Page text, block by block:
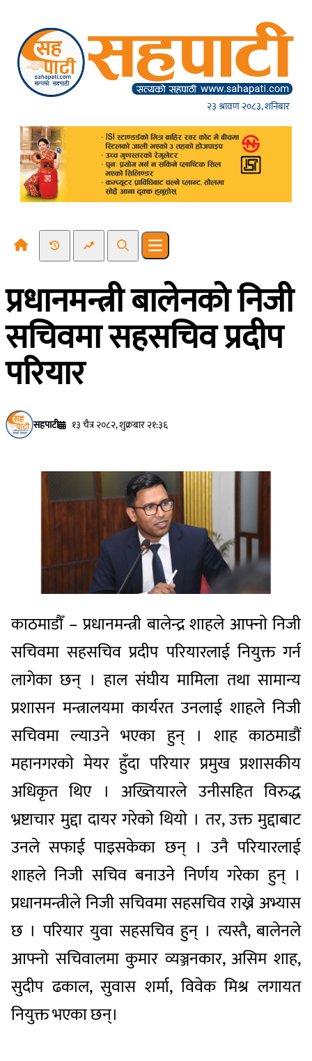
२३ श्रावण २०८३, शनिबार
Recent NewsTrending News
SearchOpen main menu
प्रधानमन्त्री बालेनकाे निजी
सचिवमा सहसचिव प्रदीप
परियार
सहपाटी १३ चैत्र २०८२, शुक्रबार २१:३६
काठमाडौँ – प्रधानमन्त्री बालेन्द्र शाहले आफ्नाे निजी
सचिवमा सहसचिव प्रदीप परियारलाई नियुक्त गर्न
लागेका छन् । हाल संघीय मामिला तथा सामान्य
प्रशासन मन्त्रालयमा कार्यरत उनलाई शाहले निजी
सचिवमा ल्याउने भएका हुन् । शाह काठमाडौं
महानगरकाे मेयर हुँदा परियार प्रमुख प्रशासकीय
अधिकृत थिए । अख्तियारले उनीसहित विरुद्ध
भ्रष्टाचार मुद्दा दायर गरेकाे थियाे । तर, उक्त मुद्दाबाट
उनले सफाई पाइसकेका छन् । उनै परियारलाई
शाहले निजी सचिव बनाउने निर्णय गरेका हुन् ।
प्रधानमन्त्रीले निजी सचिवमा सहसचिव राख्ने अभ्यास
छ । परियार युवा सहसचिव हुन् । त्यस्तै, बालेनले
आफ्नो सचिवालमा कुमार व्यञ्जनकार, असिम शाह,
सुदीप ढकाल, सुवास शर्मा, विवेक मिश्र लगायत
नियुक्त भएका छन्।